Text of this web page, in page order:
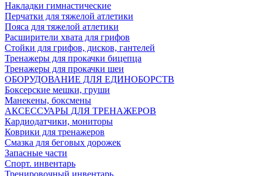
Накладки гимнастические
Перчатки для тяжелой атлетики
Пояса для тяжелой атлетики
Расширители хвата для грифов
Стойки для грифов, дисков, гантелей
Тренажеры для прокачки бицепца
Тренажеры для прокачки шеи
ОБОРУДОВАНИЕ ДЛЯ ЕДИНОБОРСТВ
Боксерские мешки, груши
Манекены, боксмены
АКСЕССУАРЫ ДЛЯ ТРЕНАЖЕРОВ
Кардиодатчики, мониторы
Коврики для тренажеров
Смазка для беговых дорожек
Запасные части
Спорт. инвентарь
Тренировочный инвентарь